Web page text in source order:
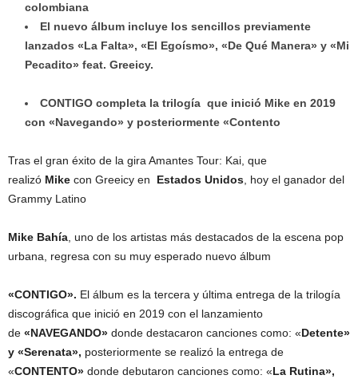
colombiana
El nuevo álbum incluye los sencillos previamente
lanzados «La Falta», «El Egoísmo», «De Qué Manera» y «Mi
Pecadito» feat. Greeicy.
CONTIGO completa la trilogía que inició Mike en 2019
con «Navegando» y posteriormente «Contento
Tras el gran éxito de la gira Amantes Tour: Kai, que
realizó Mike con Greeicy en Estados Unidos , hoy el ganador del
Grammy Latino
Mike Bahía , uno de los artistas más destacados de la escena pop
urbana, regresa con su muy esperado nuevo álbum
«CONTIGO». El álbum es la tercera y última entrega de la trilogía
discográfica que inició en 2019 con el lanzamiento
de «NAVEGANDO» donde destacaron canciones como: «Detente»
y «Serenata», posteriormente se realizó la entrega de
«CONTENTO» donde debutaron canciones como: «La Rutina»,